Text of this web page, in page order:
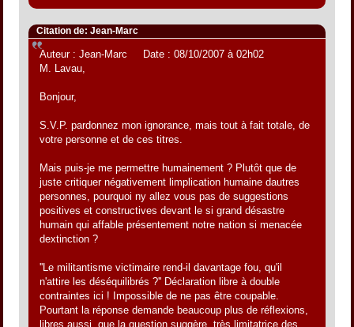
Citation de: Jean-Marc
Auteur : Jean-Marc Date : 08/10/2007 à 02h02
M. Lavau,
Bonjour,
S.V.P. pardonnez mon ignorance, mais tout à fait totale, de
votre personne et de ces titres.
Mais puis-je me permettre humainement ? Plutôt que de
juste critiquer négativement limplication humaine dautres
personnes, pourquoi ny allez vous pas de suggestions
positives et constructives devant le si grand désastre
humain qui affable présentement notre nation si menacée
dextinction ?
''Le militantisme victimaire rend-il davantage fou, qu'il
n'attire les déséquilibrés ?'' Déclaration libre à double
contraintes ici ! Impossible de ne pas être coupable.
Pourtant la réponse demande beaucoup plus de réflexions,
libres aussi, que la question suggère, très limitatrice des